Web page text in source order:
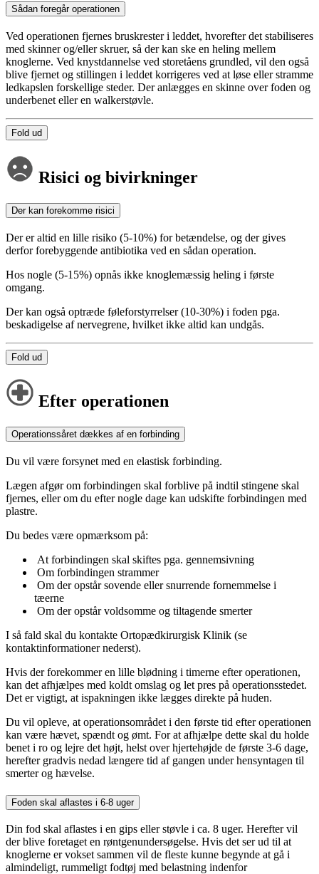
Sådan foregår operationen
Ved operationen fjernes bruskrester i leddet, hvorefter det stabiliseres
med skinner og/eller skruer, så der kan ske en heling mellem
knoglerne. Ved knystdannelse ved storetåens grundled, vil den også
blive fjernet og stillingen i leddet korrigeres ved at løse eller stramme
ledkapslen forskellige steder. Der anlægges en skinne over foden og
underbenet eller en walkerstøvle.
Fold ud
Risici og bivirkninger
Der kan forekomme risici
Der er altid en lille risiko (5-10%) for betændelse, og der gives
derfor forebyggende antibiotika ved en sådan operation.
Hos nogle (5-15%) opnås ikke knoglemæssig heling i første
omgang.
Der kan også optræde føleforstyrrelser (10-30%) i foden pga.
beskadigelse af nervegrene, hvilket ikke altid kan undgås.
Fold ud
Efter operationen
Operationssåret dækkes af en forbinding
Du vil være forsynet med en elastisk forbinding.
Lægen afgør om forbindingen skal forblive på indtil stingene skal
fjernes, eller om du efter nogle dage kan udskifte forbindingen med
plastre.
Du bedes være opmærksom på:
At forbindingen skal skiftes pga. gennemsivning
Om forbindingen strammer
Om der opstår sovende eller snurrende fornemmelse i
tæerne
Om der opstår voldsomme og tiltagende smerter
I så fald skal du kontakte Ortopædkirurgisk Klinik (se
kontaktinformationer nederst).
Hvis der forekommer en lille blødning i timerne efter operationen,
kan det afhjælpes med koldt omslag og let pres på operationsstedet.
Det er vigtigt, at ispakningen ikke lægges direkte på huden.
Du vil opleve, at operationsområdet i den første tid efter operationen
kan være hævet, spændt og ømt. For at afhjælpe dette skal du holde
benet i ro og lejre det højt, helst over hjertehøjde de første 3-6 dage,
herefter gradvis nedad længere tid af gangen under hensyntagen til
smerter og hævelse.
Foden skal aflastes i 6-8 uger
Din fod skal aflastes i en gips eller støvle i ca. 8 uger. Herefter vil
der blive foretaget en røntgenundersøgelse. Hvis det ser ud til at
knoglerne er vokset sammen vil de fleste kunne begynde at gå i
almindeligt, rummeligt fodtøj med belastning indenfor